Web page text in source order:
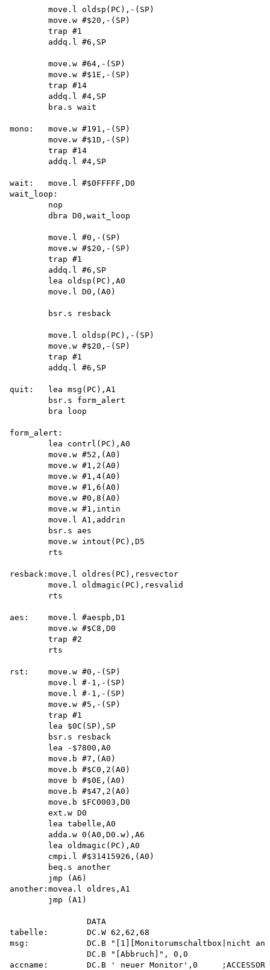
        move.l oldsp(PC),-(SP)
        move.w #$20,-(SP)
        trap #1
        addq.l #6,SP
        move.w #64,-(SP)
        move.w #$1E,-(SP)
        trap #14
        addq.l #4,SP
        bra.s wait
mono:   move.w #191,-(SP)
        move.w #$1D,-(SP)
        trap #14
        addq.l #4,SP
wait:   move.l #$0FFFFF,D0
wait_loop:
        nop
        dbra D0,wait_loop
        move.l #0,-(SP)
        move.w #$20,-(SP)
        trap #1
        addq.l #6,SP
        lea oldsp(PC),A0
        move.l D0,(A0)
        bsr.s resback
        move.l oldsp(PC),-(SP)
        move.w #$20,-(SP)
        trap #1
        addq.l #6,SP
quit:   lea msg(PC),A1
        bsr.s form_alert
        bra loop
form_alert:
        lea contrl(PC),A0
        move.w #52,(A0)
        move.w #1,2(A0)
        move.w #1,4(A0)
        move.w #1,6(A0)
        move.w #0,8(A0)
        move.w #1,intin
        move.l A1,addrin
        bsr.s aes
        move.w intout(PC),D5
        rts
resback:move.l oldres(PC),resvector
        move.l oldmagic(PC),resvalid
        rts
aes:    move.l #aespb,D1
        move.w #$C8,D0
        trap #2
        rts
rst:    move.w #0,-(SP)
        move.l #-1,-(SP)
        move.l #-1,-(SP)
        move.w #5,-(SP)
        trap #1
        lea $0C(SP),SP
        bsr.s resback
        lea -$7800,A0
        move.b #7,(A0)
        move.b #$C0,2(A0)
        move b #$0E,(A0)
        move.b #$47,2(A0)
        move.b $FC0003,D0
        ext.w D0
        lea tabelle,A0
        adda.w 0(A0,D0.w),A6
        lea oldmagic(PC),A0
        cmpi.l #$31415926,(A0)
        beq.s another
        jmp (A6)
another:movea.l oldres,A1
        jmp (A1)
                DATA
tabelle:        DC.W 62,62,68
msg:            DC.B "[1][Monitorumschaltbox|nicht
                DC.B "[Abbruch]", 0,0
accname:        DC.B ' neuer Monitor',0